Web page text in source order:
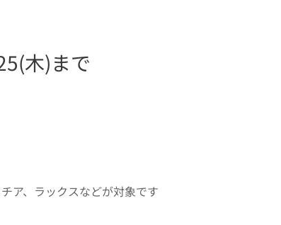
木)まで
ア、ラックスなどが対象です💜🎄🎄🎄